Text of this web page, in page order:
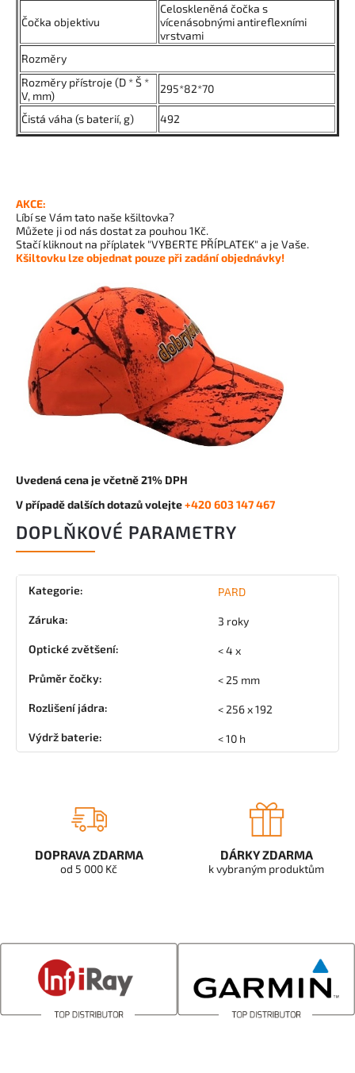
Čočka objektivu
Celoskleněná čočka s
vícenásobnými antireflexními
vrstvami
Rozměry
Rozměry přístroje (D * Š *
V, mm)
295*82*70
Čistá váha (s baterií, g) 492
AKCE:
Líbí se Vám tato naše kšiltovka?
Můžete ji od nás dostat za pouhou 1Kč.
Stačí kliknout na příplatek "VYBERTE PŘÍPLATEK" a je Vaše.
Kšiltovku lze objednat pouze při zadání objednávky!
Uvedená cena je včetně 21% DPH
V případě dalších dotazů volejte+420 603 147 467
DOPLŇKOVÉ PARAMETRY
Kategorie: PARD
Záruka: 3 roky
Optické zvětšení: < 4 x
Průměr čočky: < 25 mm
Rozlišení jádra: < 256 x 192
Výdrž baterie: < 10 h
DOPRAVA ZDARMA
od 5 000 Kč
DÁRKY ZDARMA
k vybraným produktům